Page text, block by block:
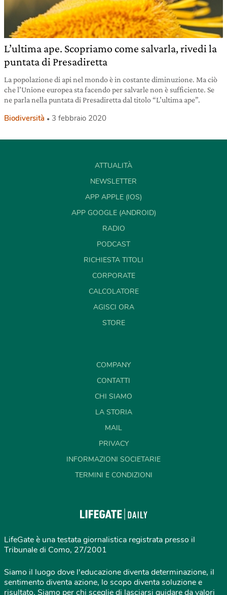
L’ultima ape. Scopriamo come salvarla, rivedi la
puntata di Presadiretta
La popolazione di api nel mondo è in costante diminuzione. Ma ciò
che l’Unione europea sta facendo per salvarle non è sufficiente. Se
ne parla nella puntata di Presadiretta dal titolo “L’ultima ape”.
Biodiversità 3 febbraio 2020
ATTUALITÀ
NEWSLETTER
APP APPLE (IOS)
APP GOOGLE (ANDROID)
RADIO
PODCAST
RICHIESTA TITOLI
CORPORATE
CALCOLATORE
AGISCI ORA
STORE
COMPANY
CONTATTI
CHI SIAMO
LA STORIA
MAIL
PRIVACY
INFORMAZIONI SOCIETARIE
TERMINI E CONDIZIONI
LifeGate è una testata giornalistica registrata presso il
Tribunale di Como, 27/2001
Siamo il luogo dove l'educazione diventa determinazione, il
sentimento diventa azione, lo scopo diventa soluzione e
risultato. Siamo per chi sceglie di lasciarsi guidare da valori